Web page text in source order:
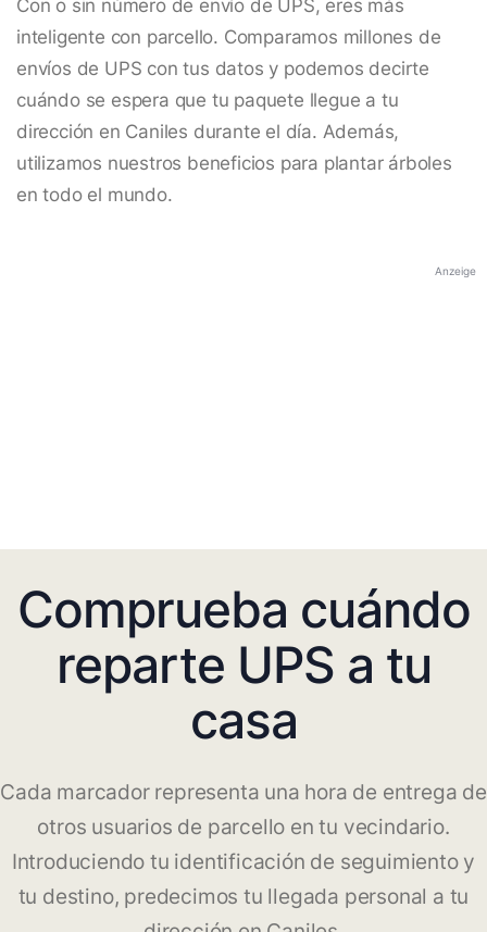
Con o sin número de envío de UPS, eres más
inteligente con parcello. Comparamos millones de
envíos de UPS con tus datos y podemos decirte
cuándo se espera que tu paquete llegue a tu
dirección en Caniles durante el día. Además,
utilizamos nuestros beneficios para plantar árboles
en todo el mundo.
Anzeige
Comprueba cuándo
reparte UPS a tu
casa
Cada marcador representa una hora de entrega de
otros usuarios de parcello en tu vecindario.
Introduciendo tu identificación de seguimiento y
tu destino, predecimos tu llegada personal a tu